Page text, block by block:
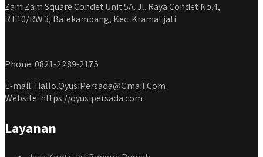
Zam Zam Square Condet Unit 5A. Jl. Raya Condet No.4,
RT.10/RW.3, Balekambang, Kec. Kramat jati
Phone: 0821-2289-2175
E-mail: Hallo.QyusiPersada@Gmail.Com
Website: https://qyusipersada.com
Layanan